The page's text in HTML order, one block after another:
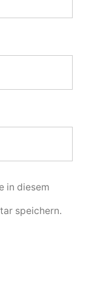
in diesem
speichern.